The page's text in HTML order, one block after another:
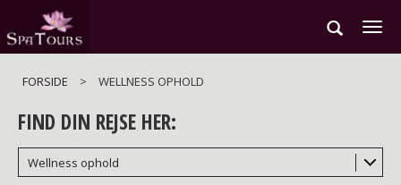
hovedindhold
FORSIDE > WELLNESS OPHOLD
FIND DIN REJSE HER:
Wellness ophold